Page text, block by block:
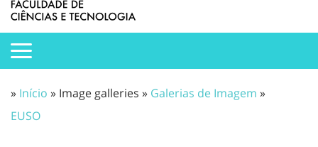
» Início » Image galleries » Galerias de Imagem »
EUSO